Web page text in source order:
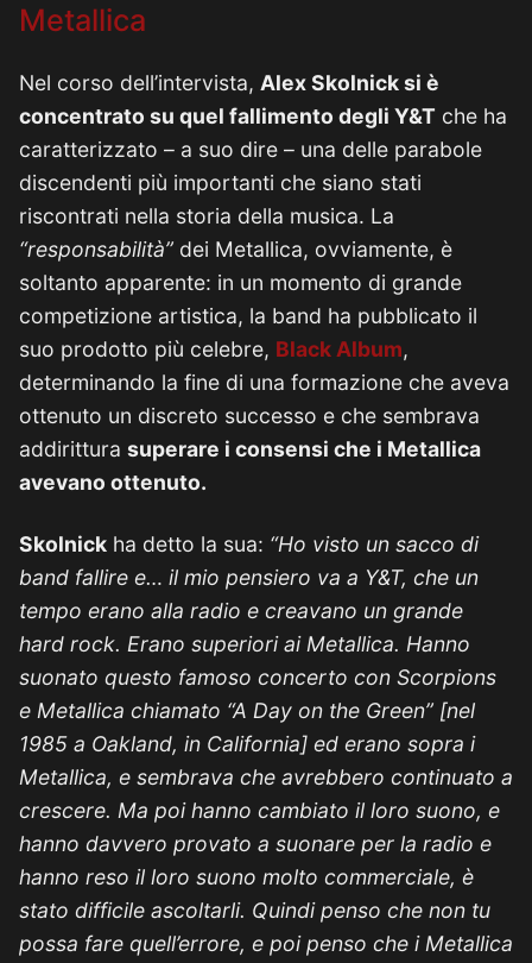
Metallica
Nel corso dell’intervista, Alex Skolnick si è
concentrato su quel fallimento degli Y&T che ha
caratterizzato – a suo dire – una delle parabole
discendenti più importanti che siano stati
riscontrati nella storia della musica. La
“responsabilità” dei Metallica, ovviamente, è
soltanto apparente: in un momento di grande
competizione artistica, la band ha pubblicato il
suo prodotto più celebre, Black Album,
determinando la fine di una formazione che aveva
ottenuto un discreto successo e che sembrava
addirittura superare i consensi che i Metallica
avevano ottenuto.
Skolnick ha detto la sua: “Ho visto un sacco di
band fallire e… il mio pensiero va a Y&T, che un
tempo erano alla radio e creavano un grande
hard rock. Erano superiori ai Metallica. Hanno
suonato questo famoso concerto con Scorpions
e Metallica chiamato “A Day on the Green” [nel
1985 a Oakland, in California] ed erano sopra i
Metallica, e sembrava che avrebbero continuato a
crescere. Ma poi hanno cambiato il loro suono, e
hanno davvero provato a suonare per la radio e
hanno reso il loro suono molto commerciale, è
stato difficile ascoltarli. Quindi penso che non tu
possa fare quell’errore, e poi penso che i Metallica